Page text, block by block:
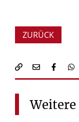
ZURÜCK
Weitere